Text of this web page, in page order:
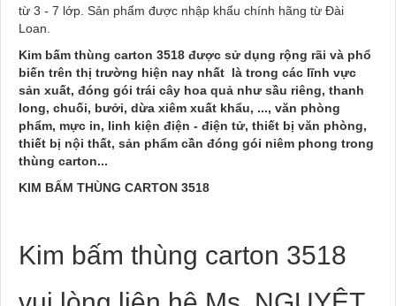
từ 3 - 7 lớp. Sản phẩm được nhập khẩu chính hãng từ Đài
Loan.
Kim bấm thùng carton 3518 được sử dụng rộng rãi và phổ
biến trên thị trường hiện nay nhất là trong các lĩnh vực
sản xuất, đóng gói trái cây hoa quả như sầu riêng, thanh
long, chuối, bưởi, dừa xiêm xuất khẩu, ..., văn phòng
phẩm, mực in, linh kiện điện - điện tử, thiết bị văn phòng,
thiết bị nội thất, sản phẩm cần đóng gói niêm phong trong
thùng carton...
KIM BẤM THÙNG CARTON 3518
Kim bấm thùng carton 3518